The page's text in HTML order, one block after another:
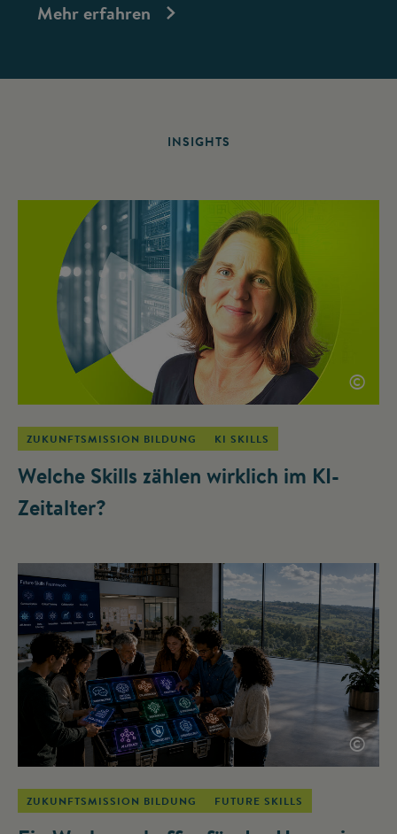
Mehr erfahren
INSIGHTS
©
ZUKUNFTSMISSION BILDUNG KI SKILLS
Welche Skills zählen wirklich im KI-
Zeitalter?
©
ZUKUNFTSMISSION BILDUNG FUTURE SKILLS